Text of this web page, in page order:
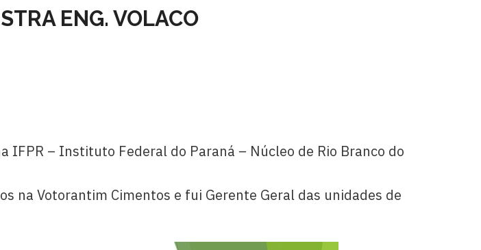
ENG. VOLACO
IFPR – Instituto Federal do Paraná – Núcleo de Rio Branco do
na Votorantim Cimentos e fui Gerente Geral das unidades de